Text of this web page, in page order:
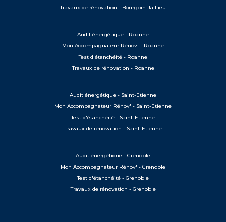
Travaux de rénovation - Bourgoin-Jaillieu
Audit énergétique - Roanne
Mon Accompagnateur Rénov' - Roanne
Test d'étanchéité - Roanne
Travaux de rénovation - Roanne
Audit énergétique - Saint-Etienne
Mon Accompagnateur Rénov' - Saint-Etienne
Test d'étanchéité - Saint-Etienne
Travaux de rénovation - Saint-Etienne
Audit énergétique - Grenoble
Mon Accompagnateur Rénov' - Grenoble
Test d'étanchéité - Grenoble
Travaux de rénovation - Grenoble